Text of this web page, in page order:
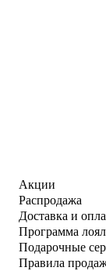
Акции
Распродажа
Доставка и
Программа
Подарочные
Правила